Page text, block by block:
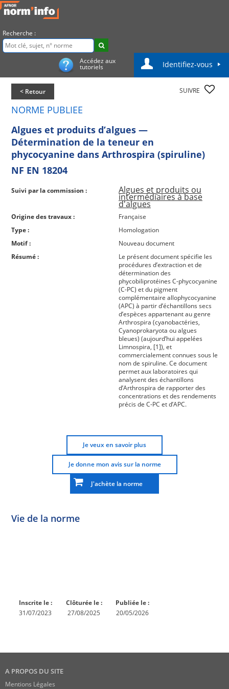
Recherche :
Accédez aux
tutoriels Identifiez-vous
< Retour SUIVRE
NORME PUBLIEE
Algues et produits d’algues —
Détermination de la teneur en
phycocyanine dans Arthrospira (spiruline)
NF EN 18204
Suivi par la commission : Algues et produits ou
intermédiaires à base
d'algues
Origine des travaux :
Française
Type :
Homologation
Motif :
Nouveau document
Résumé :
Le présent document spécifie les
procédures d’extraction et de
détermination des
phycobiliprotéines C-phycocyanine
(C-PC) et du pigment
complémentaire allophycocyanine
(APC) à partir d’échantillons secs
d’espèces appartenant au genre
Arthrospira (cyanobactéries,
Cyanoprokaryota ou algues
bleues) (aujourd’hui appelées
Limnospira, [1]), et
commercialement connues sous le
nom de spiruline. Ce document
permet aux laboratoires qui
analysent des échantillons
d’Arthrospira de rapporter des
concentrations et des rendements
précis de C-PC et d’APC.
Je veux en savoir plus
Je donne mon avis sur la norme
J'achète la norme
Vie de la norme
Inscrite le :
31/07/2023
Clôturée le :
27/08/2025
Publiée le :
20/05/2026
A PROPOS DU SITE
Mentions Légales